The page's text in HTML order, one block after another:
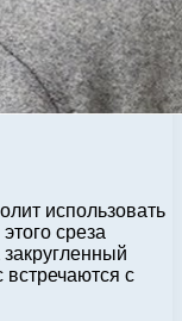
использовать
среза
с